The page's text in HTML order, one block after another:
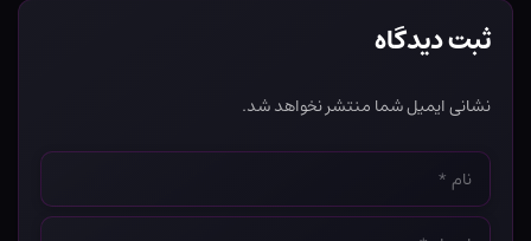
ثبت دیدگاه
نشانی ایمیل شما منتشر نخواهد شد.
نام
*
ایمیل